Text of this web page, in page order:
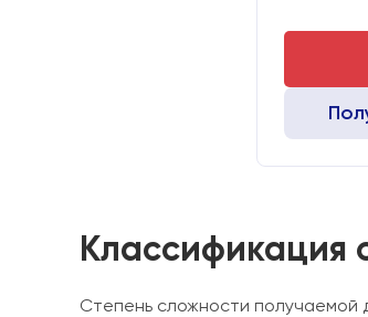
Классификация
Степень сложности получаемой